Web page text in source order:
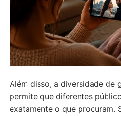
Além disso, a diversidade de
permite que diferentes
exatamente o que procuram.